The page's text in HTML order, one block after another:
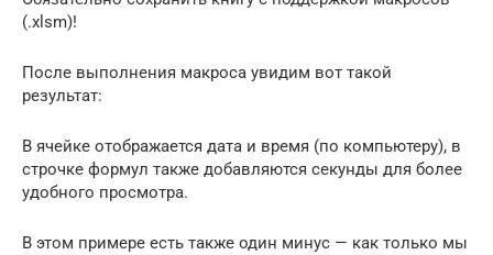
(.xlsm)!
После выполнения макроса увидим вот такой
результат:
В ячейке отображается дата и время (по компьютеру), в
строчке формул также добавляются секунды для более
удобного просмотра.
В этом примере есть также один минус — как только мы